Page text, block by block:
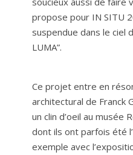
propose pour IN SITU
suspendue dans le ciel
LUMA”.
Ce projet entre en
architectural de Franck
un clin d’oeil au musée
dont ils ont parfois été
exemple avec